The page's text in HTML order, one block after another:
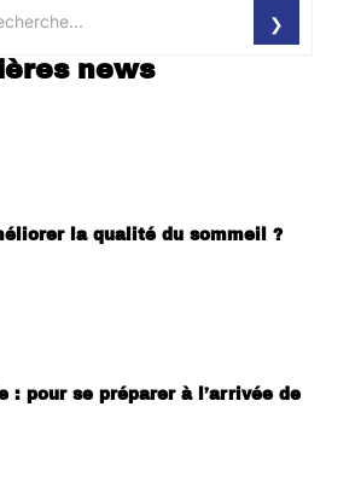
news
la qualité du sommeil ?
: pour se préparer à l’arrivée de